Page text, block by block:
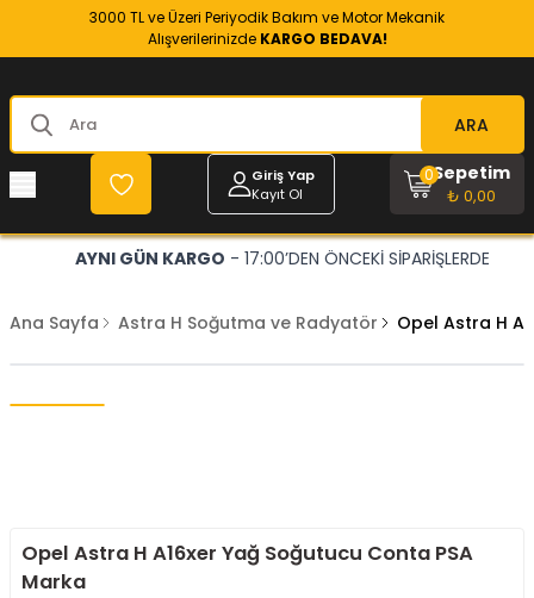
3000 TL ve Üzeri Periyodik Bakım ve Motor Mekanik
Alışverilerinizde KARGO BEDAVA!
ARA
Giriş Yap
Kayıt Ol
Sepetim
₺ 0,00
0
AYNI GÜN KARGO - 17:00’DEN ÖNCEKİ SİPARİŞLERDE
Ana Sayfa Astra H Soğutma ve Radyatör Opel Astra H
Opel Astra H A16xer Yağ Soğutucu Conta PSA
Marka